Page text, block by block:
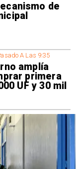
de
A Las 9:35
amplía
primera
UF y 30 mil